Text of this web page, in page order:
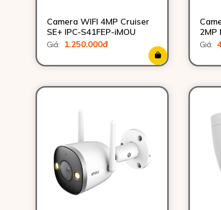
Camera WIFI 4MP Cruiser
SE+ IPC-S41FEP-iMOU
Giá: 1.250.000đ
2MP
Giá: